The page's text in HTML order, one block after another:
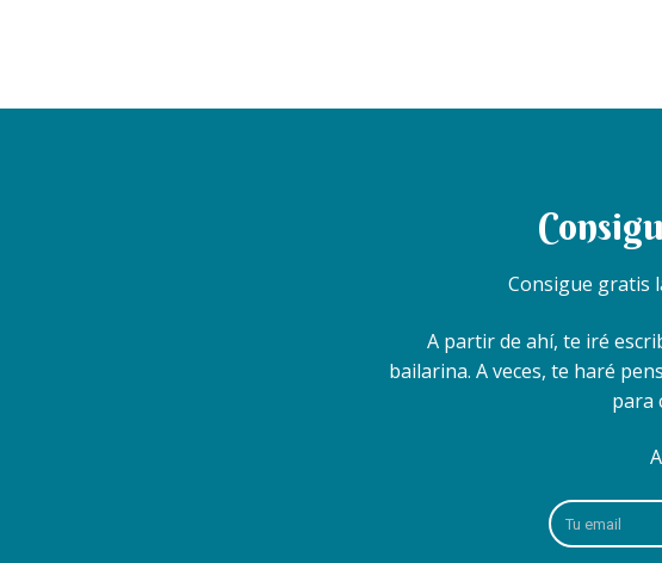
Consigue gratis
A partir de ahí, te iré
bailarina. A veces, te haré
para